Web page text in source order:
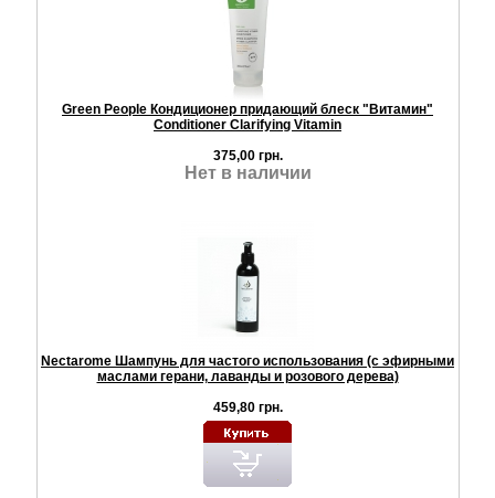
Green People Кондиционер придающий блеск "Витамин"
Conditioner Clarifying Vitamin
375,00 грн.
Нет в наличии
Nectarome Шампунь для частого использования (с эфирными
маслами герани, лаванды и розового дерева)
459,80 грн.